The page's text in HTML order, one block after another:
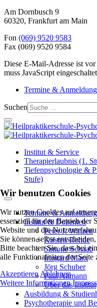
Am Dornbusch 9
60320, Frankfurt am Main
Fon (069) 9520 9583
Fax (069) 9520 9584
Diese E-Mail-Adresse ist
muss JavaScript
Termine & Anmeldung
Suchen
Institut & Service
Therapierlaubnis (1.
Tiefenpsychologie &
Stufe)
Termine & Anmeldung
Institut & Dozenten
Peter J. Winzen
Kirsten Rohde
Simone Schaab
Irmgard Marx
Jörg Schuber
Paul Altmann
Über das Institut
Ausbildung &
Psychotherapie und
Wir benutzen Cookies
Wir nutzen Cookies auf
essenziell für den Betrieb der
Website und die
Sie können selbst
Bitte beachten Sie, dass bei
alle Funktionalitäten der Seite
Akzeptieren Ablehnen
Weitere Informationen